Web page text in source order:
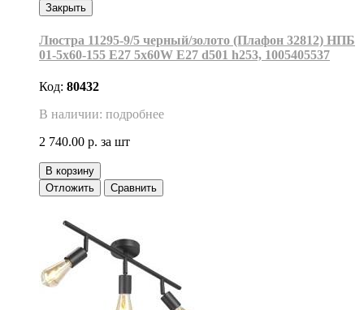
Закрыть
Люстра 11295-9/5 черный/золото (Плафон 32812) НПБ
01-5х60-155 Е27 5x60W Е27 d501 h253, 1005405537
Код: 80432
В наличии: подробнее
2 740.00 р. за шт
В корзину
Отложить
Сравнить